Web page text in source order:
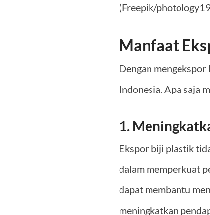
(Freepik/
Manfaat
Dengan
Indonesia. Apa saja
1.
Ekspor biji plastik
dalam memperkuat
dapat membantu
meningkatkan